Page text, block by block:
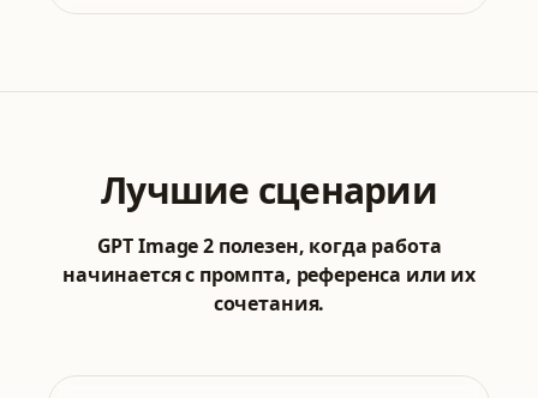
Лучшие сценарии
GPT Image 2 полезен, когда работа
начинается с промпта, референса или их
сочетания.